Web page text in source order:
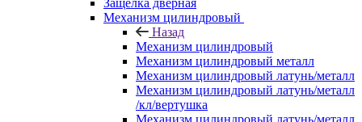
Защелка дверная
Механизм цилиндровый
Назад
Механизм цилиндровый
Механизм цилиндровый металл
Механизм цилиндровый латунь/металл
Механизм цилиндровый латунь/металл
/кл/вертушка
Механизм цилиндровый латунь/металл